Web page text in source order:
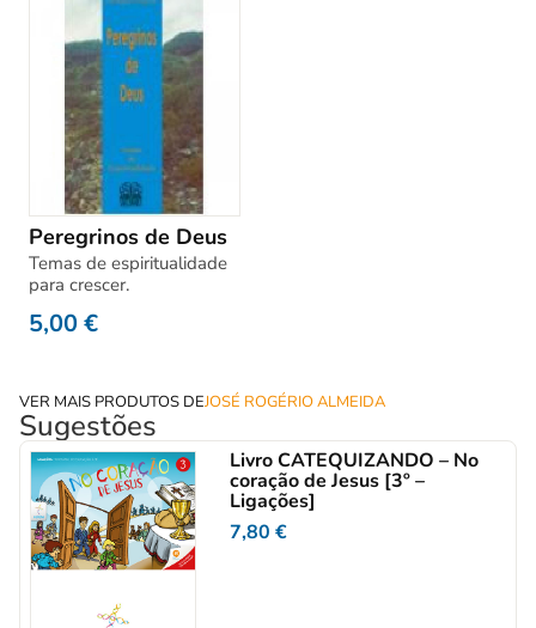
Peregrinos de Deus
Temas de espiritualidade
para crescer.
5,00€
VER MAIS PRODUTOS DEJOSÉ ROGÉRIO ALMEIDA
Sugestões
Livro CATEQUIZANDO – No
coração de Jesus [3º –
Ligações]
7,80€